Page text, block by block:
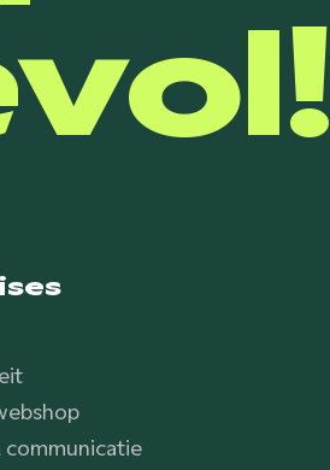
communicatie